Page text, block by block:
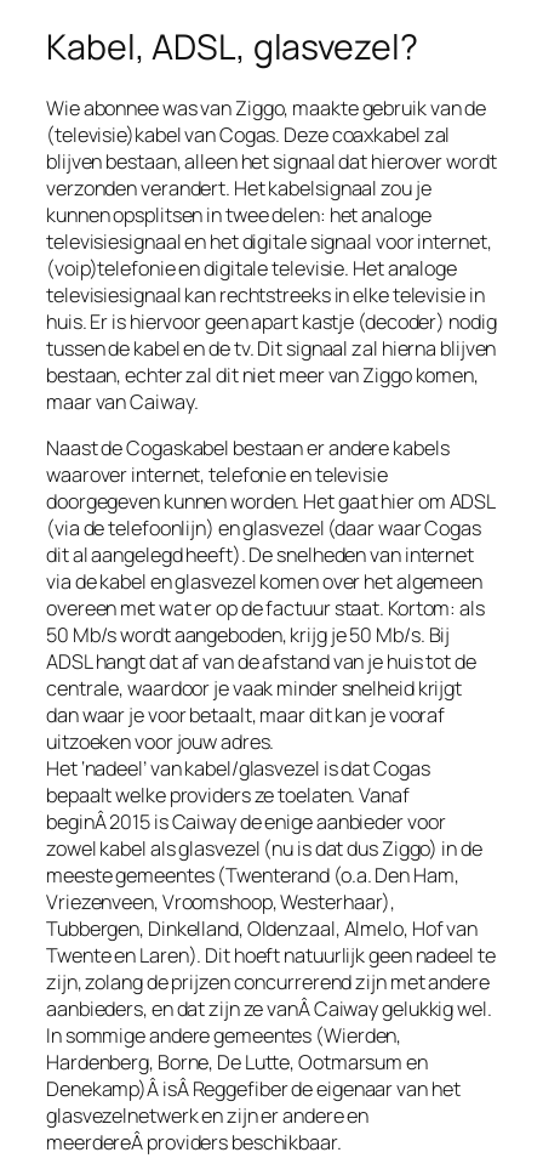
Kabel, ADSL, glasvezel?
Wie abonnee was van Ziggo, maakte gebruik van de
(televisie)kabel van Cogas. Deze coaxkabel zal
blijven bestaan, alleen het signaal dat hierover wordt
verzonden verandert. Het kabelsignaal zou je
kunnen opsplitsen in twee delen: het analoge
televisiesignaal en het digitale signaal voor internet,
(voip)telefonie en digitale televisie. Het analoge
televisiesignaal kan rechtstreeks in elke televisie in
huis. Er is hiervoor geen apart kastje (decoder) nodig
tussen de kabel en de tv. Dit signaal zal hierna blijven
bestaan, echter zal dit niet meer van Ziggo komen,
maar van Caiway.
Naast de Cogaskabel bestaan er andere kabels
waarover internet, telefonie en televisie
doorgegeven kunnen worden. Het gaat hier om ADSL
(via de telefoonlijn) en glasvezel (daar waar Cogas
dit al aangelegd heeft). De snelheden van internet
via de kabel en glasvezel komen over het algemeen
overeen met wat er op de factuur staat. Kortom: als
50 Mb/s wordt aangeboden, krijg je 50 Mb/s. Bij
ADSL hangt dat af van de afstand van je huis tot de
centrale, waardoor je vaak minder snelheid krijgt
dan waar je voor betaalt, maar dit kan je vooraf
uitzoeken voor jouw adres.
Het ‘nadeel’ van kabel/glasvezel is dat Cogas
bepaalt welke providers ze toelaten. Vanaf
beginÂ 2015 is Caiway de enige aanbieder voor
zowel kabel als glasvezel (nu is dat dus Ziggo) in de
meeste gemeentes (Twenterand (o.a. Den Ham,
Vriezenveen, Vroomshoop, Westerhaar),
Tubbergen, Dinkelland, Oldenzaal, Almelo, Hof van
Twente en Laren). Dit hoeft natuurlijk geen nadeel te
zijn, zolang de prijzen concurrerend zijn met andere
aanbieders, en dat zijn ze vanÂ Caiway gelukkig wel.
In sommige andere gemeentes (Wierden,
Hardenberg, Borne, De Lutte, Ootmarsum en
Denekamp)Â isÂ Reggefiber de eigenaar van het
glasvezelnetwerk en zijn er andere en
meerdereÂ providers beschikbaar.